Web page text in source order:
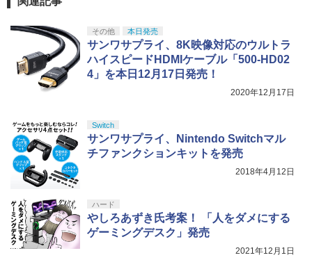
その他 本日発売
サンワサプライ、8K映像対応のウルトラ
ハイスピードHDMIケーブル「500-HD02
4」を本日12月17日発売！
2020年12月17日
Switch
サンワサプライ、Nintendo Switchマル
チファンクションキットを発売
2018年4月12日
ハード
やしろあずき氏考案！ 「人をダメにする
ゲーミングデスク」発売
2021年12月1日